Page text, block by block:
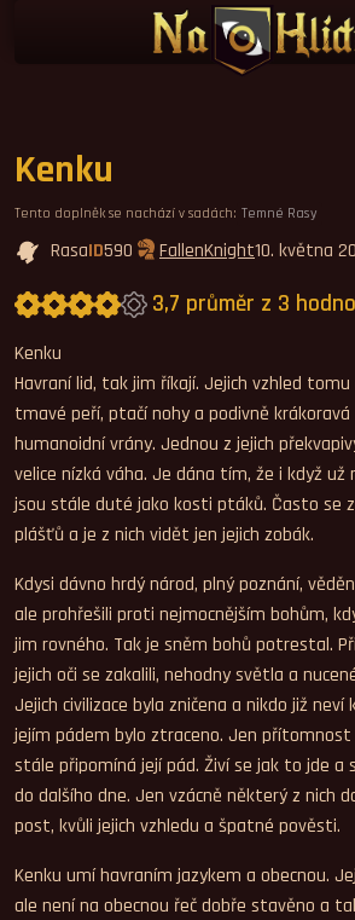
Kenku
Tento doplněk se nachází v sadách: Temné Rasy
RasaID590 FallenKnight10. května
3,7 průměr z 3
Průměrné hodnocení 3,7.
Kenku
Havraní lid, tak jim říkají. Jejich vzhled tomu
tmavé peří, ptačí nohy a podivně krákoravá
humanoidní vrány. Jednou z jejich
velice nízká váha. Je dána tím, že i když
jsou stále duté jako kosti ptáků. Často se
plášťů a je z nich vidět jen jejich zobák.
Kdysi dávno hrdý národ, plný poznání,
ale prohřešili proti nejmocnějším bohům,
jim rovného. Tak je sněm bohů potrestal.
jejich oči se zakalili, nehodny světla a
Jejich civilizace byla zničena a nikdo již neví
jejím pádem bylo ztraceno. Jen
stále připomíná její pád. Živí se jak to jde a
do dalšího dne. Jen vzácně některý z nich
post, kvůli jejich vzhledu a špatné pověsti.
Kenku umí havraním jazykem a obecnou.
ale není na obecnou řeč dobře stavěno a